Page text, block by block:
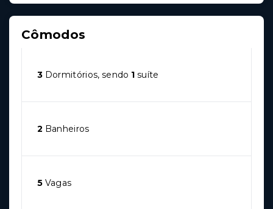
Cômodos
3 Dormitórios, sendo 1 suíte
2 Banheiros
5 Vagas